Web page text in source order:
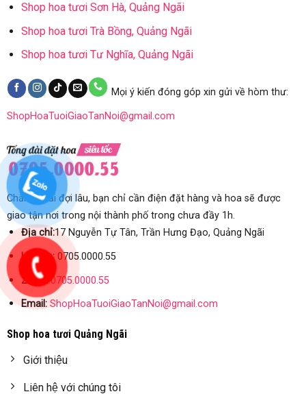
Shop hoa tươi Sơn Hà, Quảng Ngãi
Shop hoa tươi Trà Bồng, Quảng Ngãi
Shop hoa tươi Tư Nghĩa, Quảng Ngãi
Mọi ý kiến đóng góp xin gửi về hòm thư:
ShopHoaTuoiGiaoTanNoi@gmail.com
Chẳng phải đợi lâu, bạn chỉ cần điện đặt hàng và hoa sẽ được
giao tận nơi trong nội thành phố trong chưa đầy 1h.
Địa chỉ:17 Nguyễn Tự Tân, Trần Hưng Đạo, Quảng Ngãi
Hotline:0705.0000.55
ZALO: 0705.0000.55
Email: ShopHoaTuoiGiaoTanNoi@gmail.com
Shop hoa tươi Quảng Ngãi
Giới thiệu
Liên hệ với chúng tôi